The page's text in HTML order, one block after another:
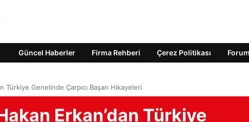
Güncel Haberler Firma Rehberi Çerez Politikası
Türkiye Genelinde Çarpıcı Başarı Hikayeleri
Erkan’dan Türkiye